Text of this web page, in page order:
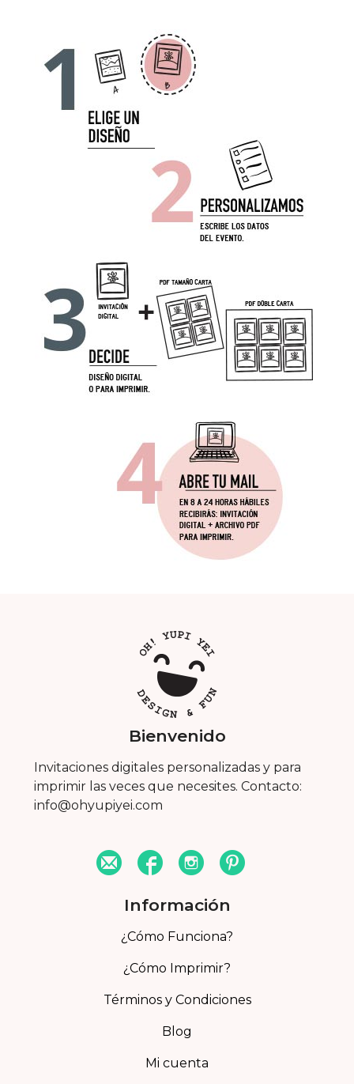
Bienvenido
Invitaciones digitales personalizadas y para
imprimir las veces que necesites. Contacto:
info@ohyupiyei.com
Información
¿Cómo Funciona?
¿Cómo Imprimir?
Términos y Condiciones
Blog
Mi cuenta